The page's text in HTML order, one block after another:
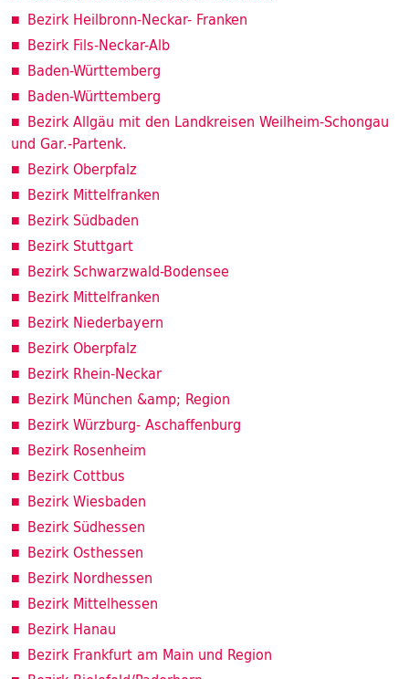
Bezirk Heilbronn-Neckar- Franken
Bezirk Fils-Neckar-Alb
Baden-Württemberg
Baden-Württemberg
Bezirk Allgäu mit den Landkreisen Weilheim-Schongau
und Gar.-Partenk.
Bezirk Oberpfalz
Bezirk Mittelfranken
Bezirk Südbaden
Bezirk Stuttgart
Bezirk Schwarzwald-Bodensee
Bezirk Mittelfranken
Bezirk Niederbayern
Bezirk Oberpfalz
Bezirk Rhein-Neckar
Bezirk München &amp; Region
Bezirk Würzburg- Aschaffenburg
Bezirk Rosenheim
Bezirk Cottbus
Bezirk Wiesbaden
Bezirk Südhessen
Bezirk Osthessen
Bezirk Nordhessen
Bezirk Mittelhessen
Bezirk Hanau
Bezirk Frankfurt am Main und Region